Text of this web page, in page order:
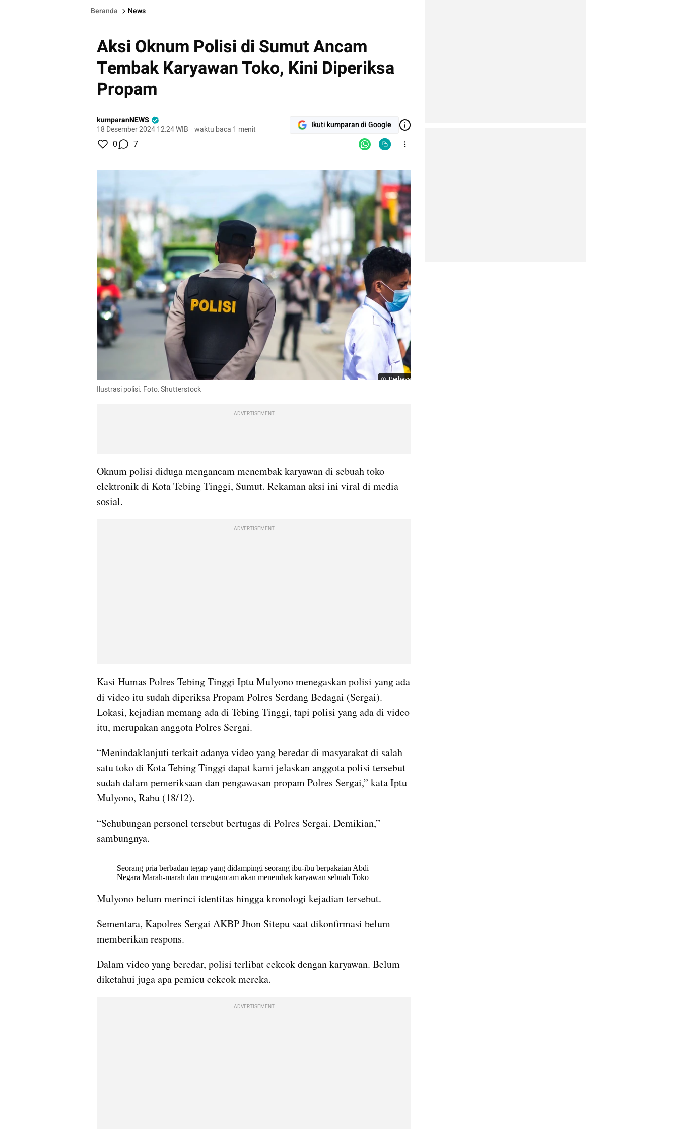
Beranda News
Aksi Oknum Polisi di Sumut Ancam
Tembak Karyawan Toko, Kini Diperiksa
Propam
kumparanNEWS
18 Desember 2024 12:24 WIB · waktu baca 1 menit Ikuti kumparan di Google
0 7
Perbesar
Ilustrasi polisi. Foto: Shutterstock
ADVERTISEMENT
Oknum polisi diduga mengancam menembak karyawan di sebuah toko
elektronik di Kota Tebing Tinggi, Sumut. Rekaman aksi ini viral di media
sosial.
ADVERTISEMENT
Kasi Humas Polres Tebing Tinggi Iptu Mulyono menegaskan polisi yang ada
di video itu sudah diperiksa Propam Polres Serdang Bedagai (Sergai).
Lokasi, kejadian memang ada di Tebing Tinggi, tapi polisi yang ada di video
itu, merupakan anggota Polres Sergai.
“Menindaklanjuti terkait adanya video yang beredar di masyarakat di salah
satu toko di Kota Tebing Tinggi dapat kami jelaskan anggota polisi tersebut
sudah dalam pemeriksaan dan pengawasan propam Polres Sergai,” kata Iptu
Mulyono, Rabu (18/12).
“Sehubungan personel tersebut bertugas di Polres Sergai. Demikian,”
sambungnya.
X post embed
Mulyono belum merinci identitas hingga kronologi kejadian tersebut.
Sementara, Kapolres Sergai AKBP Jhon Sitepu saat dikonfirmasi belum
memberikan respons.
Dalam video yang beredar, polisi terlibat cekcok dengan karyawan. Belum
diketahui juga apa pemicu cekcok mereka.
ADVERTISEMENT